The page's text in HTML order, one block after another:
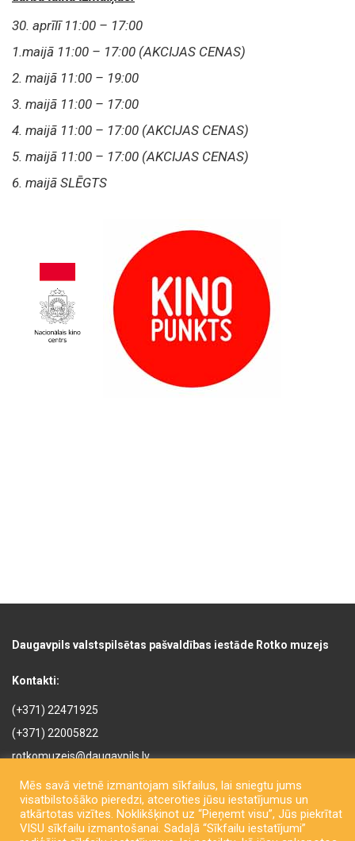
30. aprīlī 11:00 – 17:00
1.maijā 11:00 – 17:00 (AKCIJAS CENAS)
2. maijā 11:00 – 19:00
3. maijā 11:00 – 17:00
4. maijā 11:00 – 17:00 (AKCIJAS CENAS)
5. maijā 11:00 – 17:00 (AKCIJAS CENAS)
6. maijā SLĒGTS
Daugavpils valstspilsētas pašvaldības iestāde Rotko muzejs
Kontakti:
(+371) 22471925
(+371) 22005822
rotkomuzejs@daugavpils.lv
Mihaila iela 3, Daugavpils,
LV-5401, Latvija
Mēs savā vietnē izmantojam sīkfailus, lai sniegtu jums
visatbilstošāko pieredzi, atceroties jūsu iestatījumus un
atkārtotas vizītes. Noklikšķinot uz “Pieņemt visu”, Jūs piekrītat
VISU sīkfailu izmantošanai. Sadaļā “Sīkfailu iestatījumi”